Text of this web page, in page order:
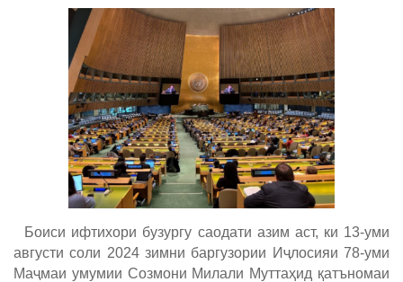
Боиси ифтихори бузургу саодати азим аст, ки 13-уми
августи соли 2024 зимни баргузории Иҷлосияи 78-уми
Маҷмаи умумии Созмони Милали Муттаҳид қатъномаи